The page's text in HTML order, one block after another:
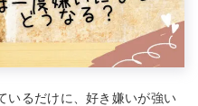
いるだけに、好き嫌いが強い